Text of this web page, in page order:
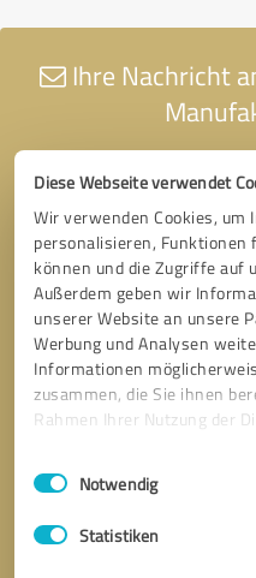
Diese Webseite verwendet
Wir verwenden Cookies, um
personalisieren, Funktionen
können und die Zugriffe auf
Außerdem geben wir
unserer Website an unsere
Werbung und Analysen
Informationen
zusammen, die Sie ihnen
Rahmen Ihrer Nutzung der
Impressum
Einwilligungsauswahl
Notwendig
Statistiken
Ihre Nachricht